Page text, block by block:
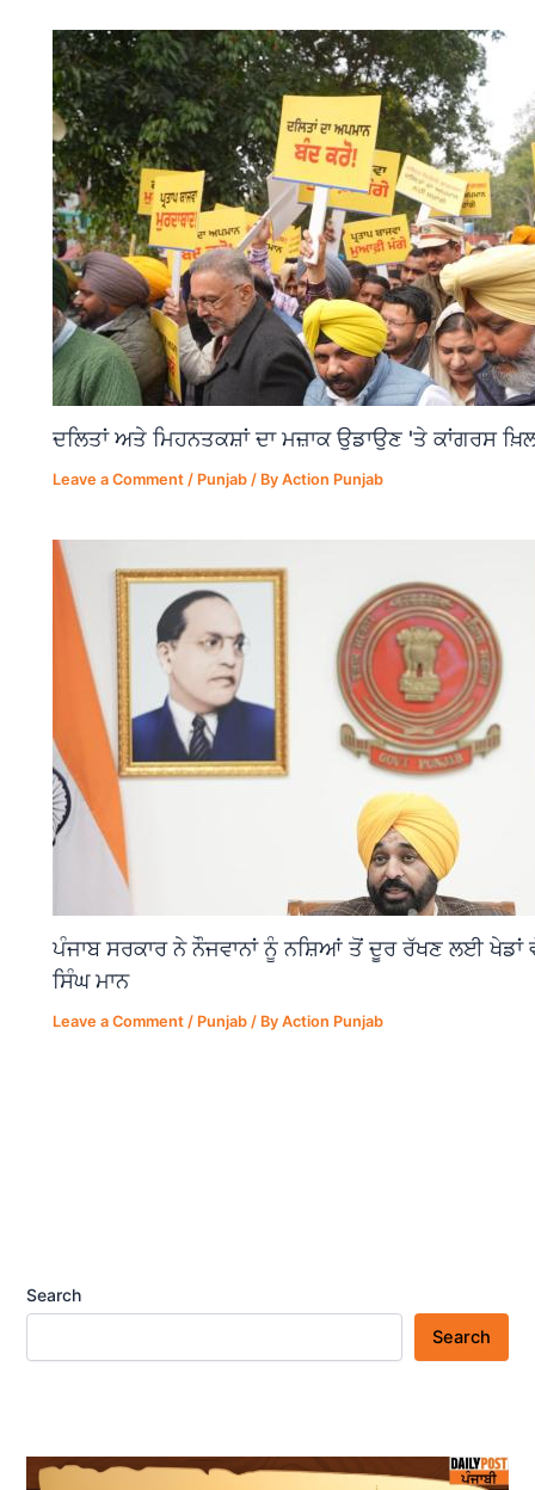
ਦਲਿਤਾਂ ਅਤੇ ਮਿਹਨਤਕਸ਼ਾਂ ਦਾ ਮਜ਼ਾਕ ਉਡਾਉਣ 'ਤੇ ਕਾਂਗਰਸ
Leave a Comment / Punjab / ByAction Punjab
ਪੰਜਾਬ ਸਰਕਾਰ ਨੇ ਨੌਜਵਾਨਾਂ ਨੂੰ ਨਸ਼ਿਆਂ ਤੋਂ ਦੂਰ ਰੱਖਣ ਲਈ ਖੇਡਾਂ
ਸਿੰਘ ਮਾਨ
Leave a Comment / Punjab / ByAction Punjab
Search
Search